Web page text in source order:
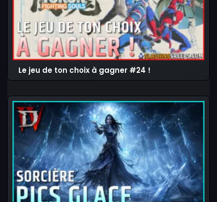
Le jeu de ton choix à gagner #24 !